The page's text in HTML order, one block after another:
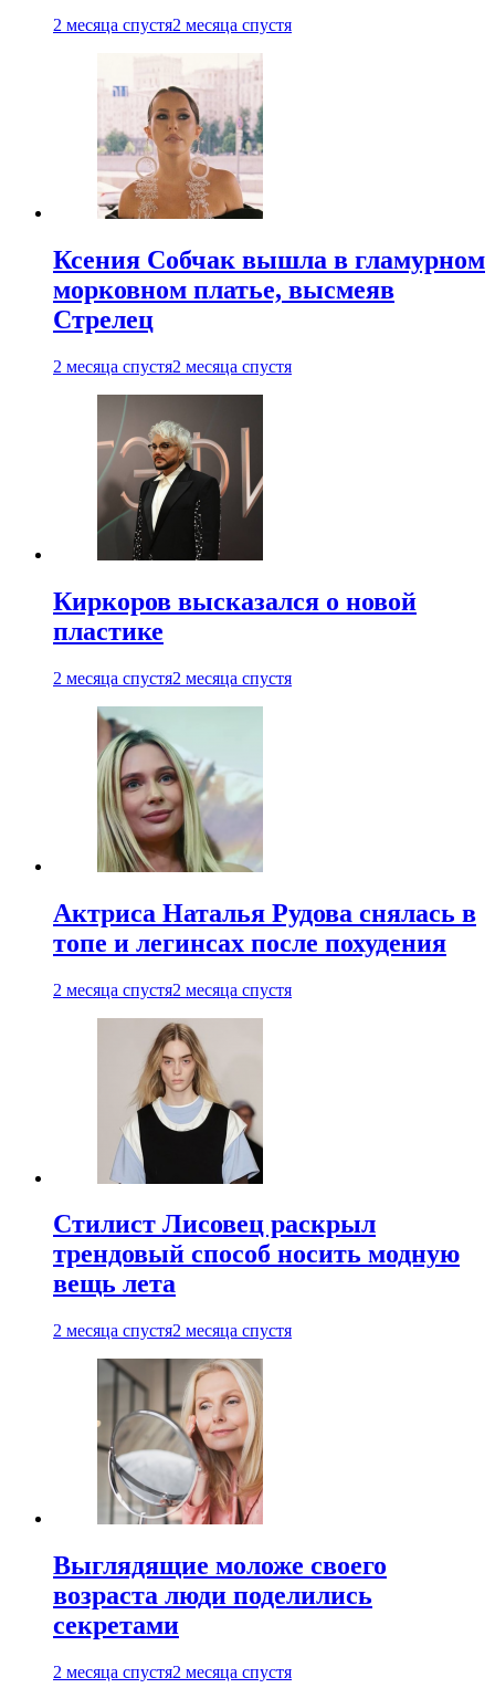
2 месяца спустя2 месяца спустя
Ксения Собчак вышла в гламурном
морковном платье, высмеяв
Стрелец
2 месяца спустя2 месяца спустя
Киркоров высказался о новой
пластике
2 месяца спустя2 месяца спустя
Актриса Наталья Рудова снялась в
топе и легинсах после похудения
2 месяца спустя2 месяца спустя
Стилист Лисовец раскрыл
трендовый способ носить модную
вещь лета
2 месяца спустя2 месяца спустя
Выглядящие моложе своего
возраста люди поделились
секретами
2 месяца спустя2 месяца спустя